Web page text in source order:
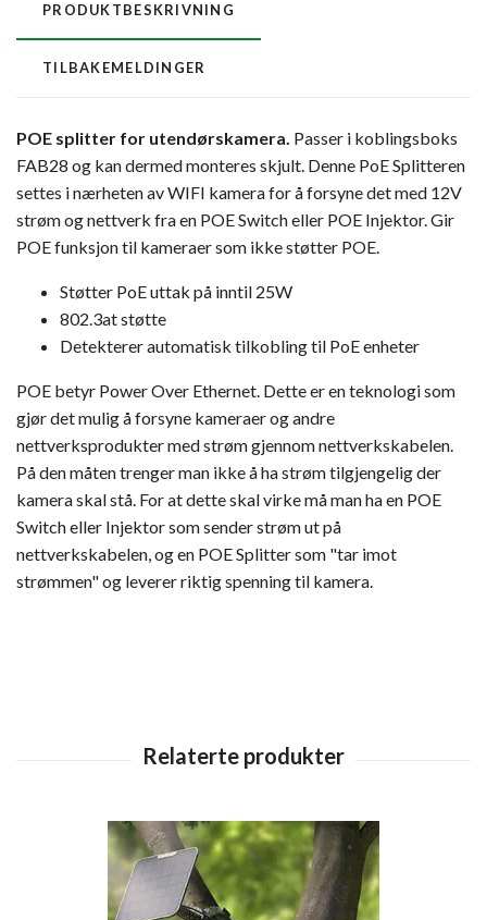
PRODUKTBESKRIVNING
TILBAKEMELDINGER
POE splitter for utendørskamera. Passer i koblingsboks
FAB28 og kan dermed monteres skjult. Denne PoE Splitteren
settes i nærheten av WIFI kamera for å forsyne det med 12V
strøm og nettverk fra en POE Switch eller POE Injektor. Gir
POE funksjon til kameraer som ikke støtter POE.
Støtter PoE uttak på inntil 25W
802.3at støtte
Detekterer automatisk tilkobling til PoE enheter
POE betyr Power Over Ethernet. Dette er en teknologi som
gjør det mulig å forsyne kameraer og andre
nettverksprodukter med strøm gjennom nettverkskabelen.
På den måten trenger man ikke å ha strøm tilgjengelig der
kamera skal stå. For at dette skal virke må man ha en POE
Switch eller Injektor som sender strøm ut på
nettverkskabelen, og en POE Splitter som "tar imot
strømmen" og leverer riktig spenning til kamera.